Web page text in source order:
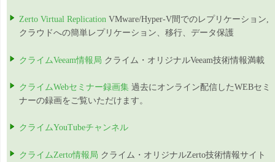
Zerto Virtual Replication VMware/Hyper-V間でのレプリケーション,
クラウドへの簡単レプリケーション、移行、データ保護
クライムVeeam情報局 クライム・オリジナルVeeam技術情報満載
クライムWebセミナー録画集 過去にオンライン配信したWEBセミ
ナーの録画をご覧いただけます。
クライムYouTubeチャンネル
クライムZerto情報局 クライム・オリジナルZerto技術情報サイト